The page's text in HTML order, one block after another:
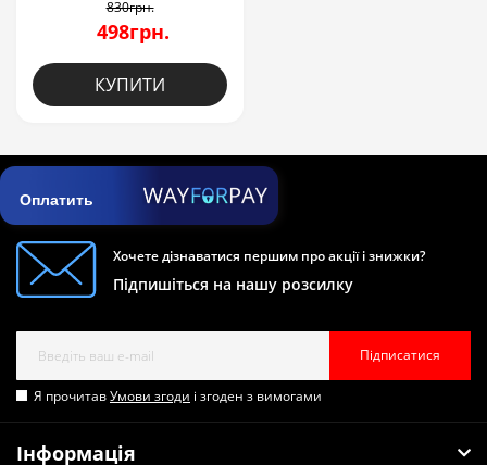
830грн.
498грн.
КУПИТИ
Оплатить
Хочете дізнаватися першим про акції і знижки?
Підпишіться на нашу розсилку
Підписатися
Я прочитавУмови згоди і згоден з вимогами
Інформація